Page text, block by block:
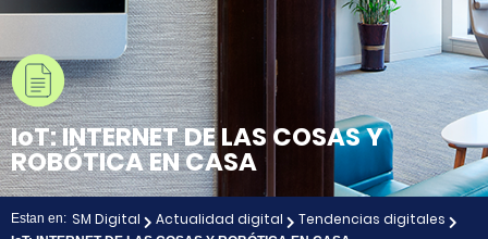
IoT: INTERNET DE LAS COSAS Y
ROBÓTICA EN CASA
Estan en: SM Digital Actualidad digital Tendencias digitales